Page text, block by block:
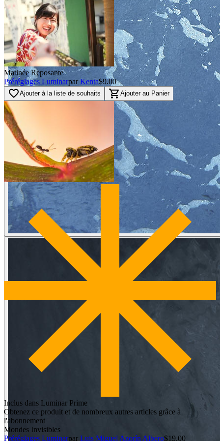
Matinée Reposante
Préréglages Luminarpar Kenta$9.00
favorite_borderAjouter à la liste de souhaits shopping_cart Ajouter au Panier
Inclus dans Luminar Prime
Obtenez ce produit et de nombreux autres articles grâce à
l'abonnement
Mondes Invisibles
Préréglages Luminarpar Luis Miguel Azorín Albero$19.00